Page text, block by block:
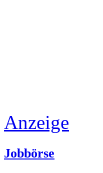
Anzeige
Jobbörse